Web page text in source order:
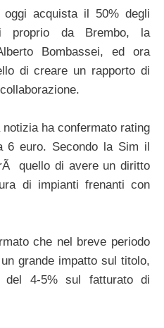
acquista il 50% degli
proprio da Brembo, la
Bombassei, ed ora
di creare un rapporto di
notizia ha confermato rating
6 euro. Secondo la Sim il
quello di avere un diritto
di impianti frenanti con
che nel breve periodo
grande impatto sul titolo,
4-5% sul fatturato di